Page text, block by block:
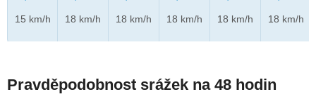
15 km/h
18 km/h
18 km/h
18 km/h
18 km/h
18 km/h
Pravděpodobnost srážek na 48 hodin